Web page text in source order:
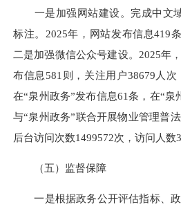
一是加强网站建设。完成中文域
标注。2025年，网站发布信息419
二是加强微信公众号建设。2025年
布信息581则，关注用户38679人次
在“泉州政务”发布信息61条，在“泉
与“泉州政务”联合开展物业管理普
后台访问次数1499572次，访问人数
（五）监督保障
一是根据政务公开评估指标、政